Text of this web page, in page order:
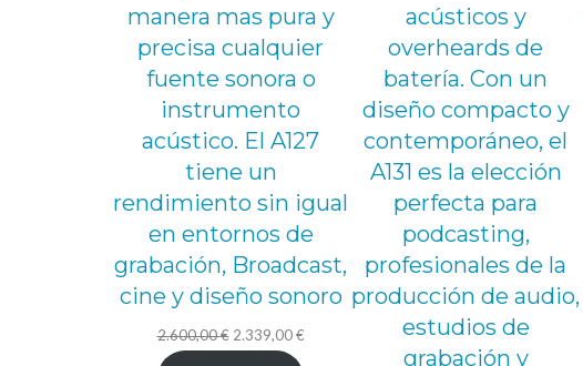
manera mas pura y
precisa cualquier
fuente sonora o
instrumento
acústico. El A127
tiene un
rendimiento sin igual
en entornos de
grabación, Broadcast,
cine y diseño sonoro
2.600,00€ El
2.339,00€El
acústicos y
overheards de
batería. Con un
diseño compacto y
contemporáneo, el
A131 es la elección
perfecta para
podcasting,
profesionales de la
producción de audio,
estudios de
grabación y